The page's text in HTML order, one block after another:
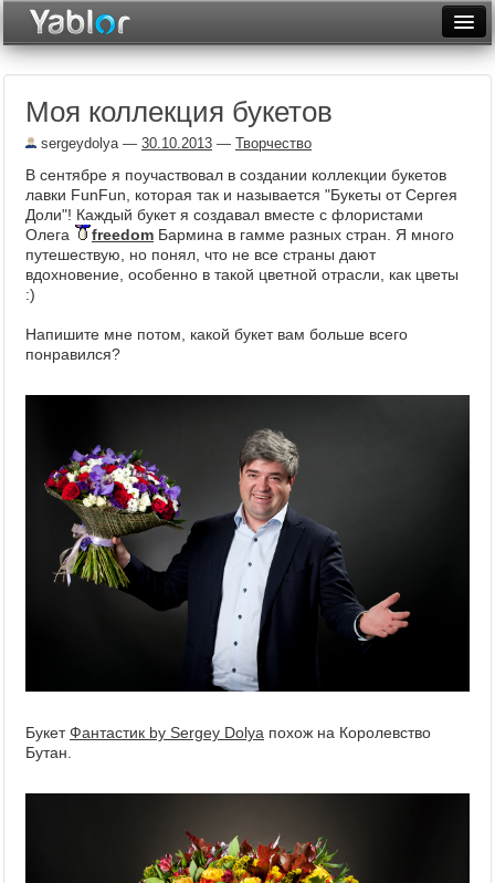
Неделя
Месяц
Рейтинги
Архив
Фототоп
Видеотоп
Моя коллекция букетов
sergeydolya— 30.10.2013 — Творчество
В сентябре я поучаствовал в создании коллекции букетов
лавки FunFun, которая так и называется "Букеты от Сергея
Доли"! Каждый букет я создавал вместе с флористами
Олега
freedom Бармина в гамме разных стран. Я много
путешествую, но понял, что не все страны дают
вдохновение, особенно в такой цветной отрасли, как цветы
:)
Напишите мне потом, какой букет вам больше всего
понравился?
БукетФантастик by Sergey Dolya похож на Королевство
Бутан.